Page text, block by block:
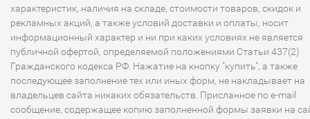
характеристик, наличия на складе, стоимости товаров, скидок и
рекламных акций, а также условий доставки и оплаты, носит
информационный характер и ни при каких условиях не является
публичной офертой, определяемой положениями Статьи 437(2)
Гражданского кодекса РФ. Нажатие на кнопку "купить", а также
последующее заполнение тех или иных форм, не накладывает на
владельцев сайта никаких обязательств. Присланное по e-mail
сообщение, содержащее копию заполненной формы заявки на